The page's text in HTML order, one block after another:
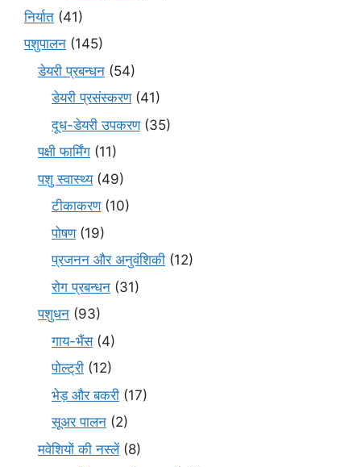
निर्यात (41)
पशुपालन (145)
डेयरी प्रबन्धन (54)
डेयरी प्रसंस्करण(41)
दूध-डेयरी उपकरण(35)
पक्षी फार्मिंग (11)
पशु स्वास्थ्य(49)
टीकाकरण(10)
पोषण(19)
प्रजनन और अनुवंशिकी (12)
रोग प्रबन्धन (31)
पशुधन (93)
गाय-भैंस(4)
पोल्ट्री (12)
भेड़ और बकरी (17)
सूअर पालन (2)
मवेशियों की नस्लें(8)